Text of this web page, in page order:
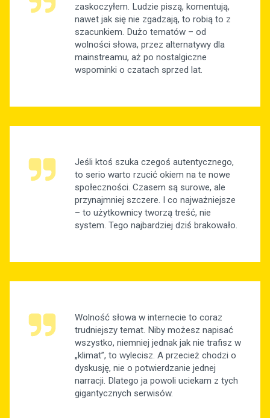
zaskoczyłem. Ludzie piszą, komentują,
nawet jak się nie zgadzają, to robią to z
szacunkiem. Dużo tematów – od
wolności słowa, przez alternatywy dla
mainstreamu, aż po nostalgiczne
wspominki o czatach sprzed lat.
Jeśli ktoś szuka czegoś autentycznego,
to serio warto rzucić okiem na te nowe
społeczności. Czasem są surowe, ale
przynajmniej szczere. I co najważniejsze
– to użytkownicy tworzą treść, nie
system. Tego najbardziej dziś brakowało.
Wolność słowa w internecie to coraz
trudniejszy temat. Niby możesz napisać
wszystko, niemniej jednak jak nie trafisz w
„klimat”, to wylecisz. A przecież chodzi o
dyskusję, nie o potwierdzanie jednej
narracji. Dlatego ja powoli uciekam z tych
gigantycznych serwisów.